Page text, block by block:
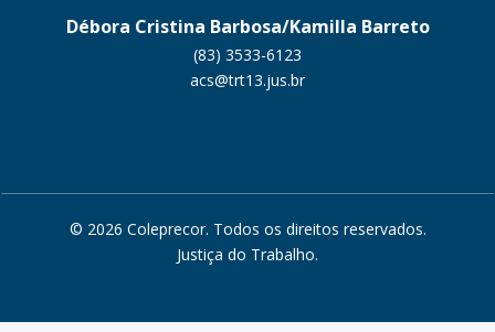
Débora Cristina Barbosa/Kamilla Barreto
(83) 3533-6123
acs@trt13.jus.br
© 2026 Coleprecor. Todos os direitos reservados.
Justiça do Trabalho.